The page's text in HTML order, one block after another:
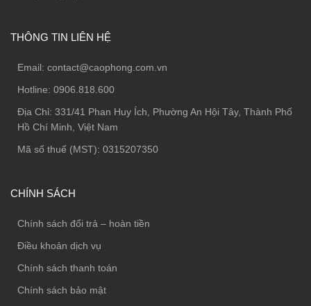
THÔNG TIN LIÊN HỆ
Email: contact@caophong.com.vn
Hotline: 0906.818.600
Địa Chỉ: 331/41 Phan Huy Ích, Phường An Hội Tây, Thành Phố
Hồ Chí Minh, Việt Nam
Mã số thuế (MST): 0315207350
CHÍNH SÁCH
Chính sách đổi trả – hoàn tiền
Điều khoản dịch vụ
Chính sách thanh toán
Chính sách bảo mật